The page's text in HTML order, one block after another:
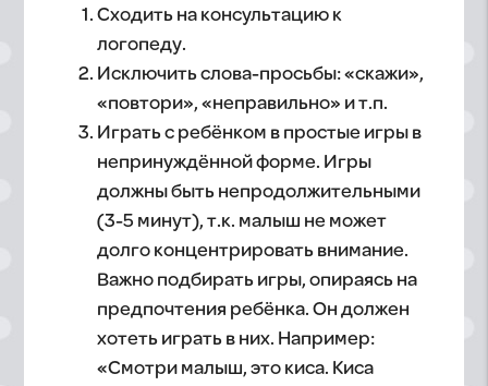
Сходить на консультацию к
логопеду.
Исключить слова-просьбы: «скажи»,
«повтори», «неправильно» и т.п.
Играть с ребёнком в простые игры в
непринуждённой форме. Игры
должны быть непродолжительными
(3-5 минут), т.к. малыш не может
долго концентрировать внимание.
Важно подбирать игры, опираясь на
предпочтения ребёнка. Он должен
хотеть играть в них. Например:
«Смотри малыш, это киса. Киса